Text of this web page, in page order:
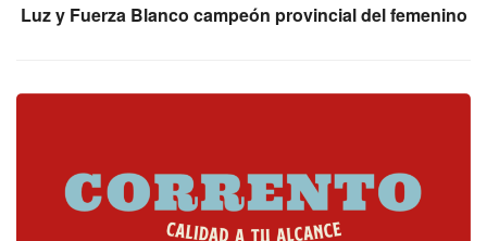
Luz y Fuerza Blanco campeón provincial del femenino